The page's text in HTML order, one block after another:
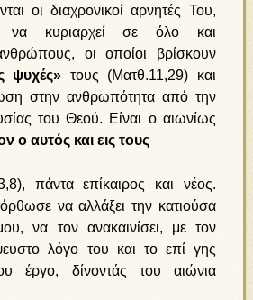
οι διαχρονικοί αρνητές Του,
να κυριαρχεί σε όλο και
οι οποίοι βρίσκουν
ψυχές» τους (Ματθ.11,29) και
στην ανθρωπότητα από την
του Θεού. Είναι ο αιωνίως
ο αυτός και εις τους
πάντα επίκαιρος και νέος.
να αλλάξει την κατιούσα
να τον ανακαινίσει, με τον
λόγο του και το επί γης
έργο, δίνοντάς του αιώνια